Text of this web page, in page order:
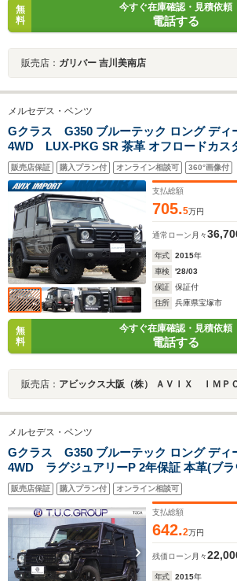
無
料
今すぐ在庫確認・見積依頼
電話する
販売店： ガリバー 吉川美南店
メルセデス・ベンツ
Gクラス G350 ブルーテック ロング ディ
4WD LUX-PKG SR 茶革 オフロードカス
トヒーター 純正HDDナビ地デジBカメラ ハ
ン 純正マットブラック塗装18AW 禁煙 正規
販売店保証 購入プラン付 オンライン相談可 360°画像付
支払総額
705.5万円
通常ローン 月々
年式 2015年
車検
'28/03
保証
保証付
住所
兵庫県宝塚市
無
料
今すぐ在庫確認・見積依頼
電話する
販売店： アビックス大阪（株） ＡＶＩＸ ＩＭＰＯＲ
メルセデス・ベンツ
Gクラス G350 ブルーテック ロング ディ
4WD ラグジュアリーP 2年保証 本革(ブラ
フ アンドロイドナビ harman/kardonサウン
ルコン ブラインドスポットアシスト キセノ
ー パークトロニック
販売店保証 購入プラン付 オンライン相談可
支払総額
642.2万円
残価ローン 月々
年式 2015年